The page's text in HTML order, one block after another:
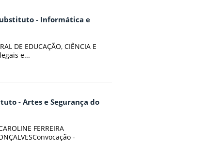
- Informática e
DE EDUCAÇÃO, CIÊNCIA E
e...
- Artes e Segurança do
FERREIRA
-